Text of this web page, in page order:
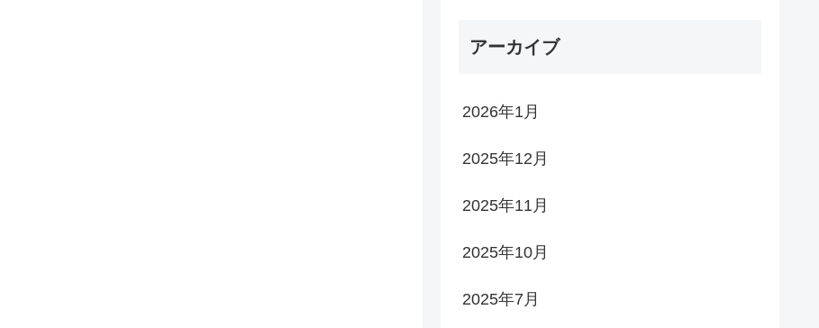
アーカイブ
2026年1月
2025年12月
2025年11月
2025年10月
2025年7月